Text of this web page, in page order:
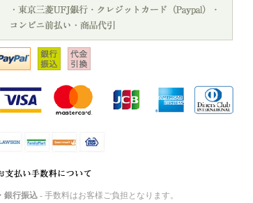
銀行振込 - 手数料はお客様ご負担となります。